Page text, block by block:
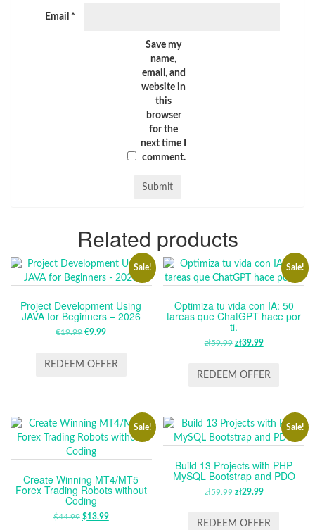
Email *
Save my
name,
email, and
website in
this
browser
for the
next time I
comment.
Related products
Sale!
Project Development Using
JAVA for Beginners – 2026
€19.99 ORIGINAL
WAS:
€9.99CURRENT
IS:
REDEEM OFFER
Sale!
Optimiza tu vida con IA: 50
tareas que ChatGPT hace por
ti.
zł59.99 ORIGINAL
WAS:
zł39.99CURRENT
IS:
REDEEM OFFER
Sale!
Create Winning MT4/MT5
Forex Trading Robots without
Coding
$44.99 ORIGINAL
$13.99CURRENT
Sale!
Build 13 Projects with PHP
MySQL Bootstrap and PDO
zł59.99 ORIGINAL
WAS:
zł29.99CURRENT
IS:
REDEEM OFFER